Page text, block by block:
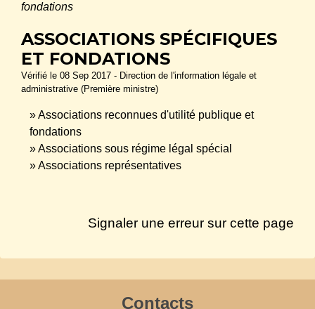
fondations
ASSOCIATIONS SPÉCIFIQUES
ET FONDATIONS
Vérifié le 08 Sep 2017 - Direction de l'information légale et
administrative (Première ministre)
Associations reconnues d'utilité publique et
fondations
Associations sous régime légal spécial
Associations représentatives
Signaler une erreur sur cette page
Contacts